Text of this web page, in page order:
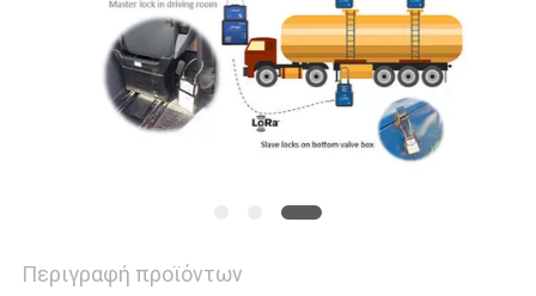
Περιγραφή προϊόντων